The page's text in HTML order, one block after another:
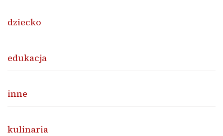
dziecko
edukacja
inne
kulinaria